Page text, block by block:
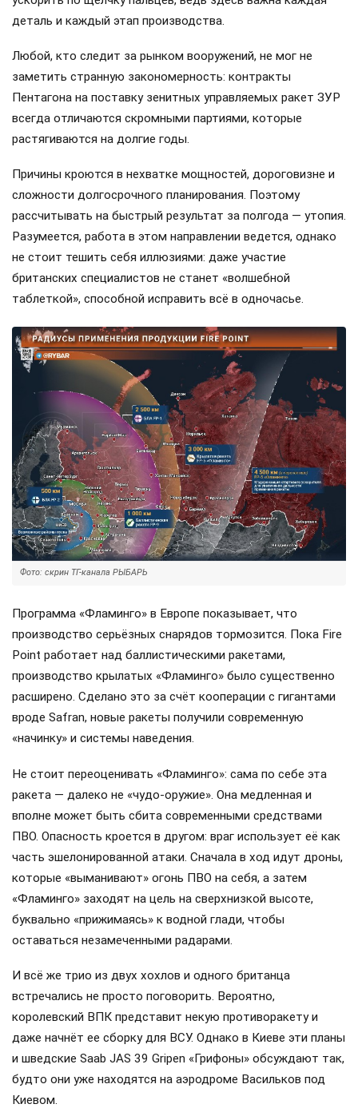
деталь и каждый этап производства.
Любой, кто следит за рынком вооружений, не мог не
заметить странную закономерность: контракты
Пентагона на поставку зенитных управляемых ракет ЗУР
всегда отличаются скромными партиями, которые
растягиваются на долгие годы.
Причины кроются в нехватке мощностей, дороговизне и
сложности долгосрочного планирования. Поэтому
рассчитывать на быстрый результат за полгода — утопия.
Разумеется, работа в этом направлении ведется, однако
не стоит тешить себя иллюзиями: даже участие
британских специалистов не станет «волшебной
таблеткой», способной исправить всё в одночасье.
Фото: скрин ТГ-канала РЫБАРЬ
Программа «Фламинго» в Европе показывает, что
производство серьёзных снарядов тормозится. Пока Fire
Point работает над баллистическими ракетами,
производство крылатых «Фламинго» было существенно
расширено. Сделано это за счёт кооперации с гигантами
вроде Safran, новые ракеты получили современную
«начинку» и системы наведения.
Не стоит переоценивать «Фламинго»: сама по себе эта
ракета — далеко не «чудо-оружие». Она медленная и
вполне может быть сбита современными средствами
ПВО. Опасность кроется в другом: враг использует её как
часть эшелонированной атаки. Сначала в ход идут дроны,
которые «выманивают» огонь ПВО на себя, а затем
«Фламинго» заходят на цель на сверхнизкой высоте,
буквально «прижимаясь» к водной глади, чтобы
оставаться незамеченными радарами.
И всё же трио из двух хохлов и одного британца
встречались не просто поговорить. Вероятно,
королевский ВПК представит некую противоракету и
даже начнёт ее сборку для ВСУ. Однако в Киеве эти планы
и шведские Saab JAS 39 Gripen «Грифоны» обсуждают так,
будто они уже находятся на аэродроме Васильков под
Киевом.